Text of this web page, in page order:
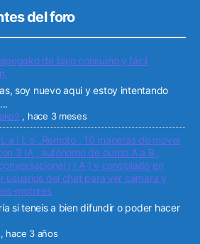
del foro
de bajo consumo y fácil
soy nuevo aqui y estoy intentando
, hace 3 meses
a i L o _Remoto : 10 maneras de mover
3 IA , autónomo de punto A a B ,
( I A ) y controlado en
usuarios del chat para ver cámara y
motores
si teneis a bien difundir o poder hacer
, hace 3 años